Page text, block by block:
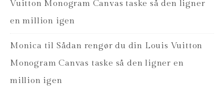
Vuitton Monogram Canvas taske så den ligner
en million igen
Monica til Sådan rengør du din Louis Vuitton
Monogram Canvas taske så den ligner en
million igen